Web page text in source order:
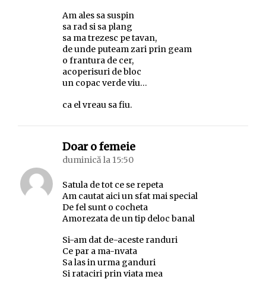
Am ales sa suspin
sa rad si sa plang
sa ma trezesc pe tavan,
de unde puteam zari prin geam
o frantura de cer,
acoperisuri de bloc
un copac verde viu…
ca el vreau sa fiu.
Doar o femeiespune:
duminică la 15:50
Satula de tot ce se repeta
Am cautat aici un sfat mai special
De fel sunt o cocheta
Amorezata de un tip deloc banal
Si-am dat de-aceste randuri
Ce par a ma-nvata
Sa las in urma ganduri
Si rataciri prin viata mea